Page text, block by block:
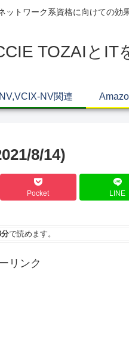
トワーク系資格に向けての効
TOZAIとIT
NV関連
8/14)
Pocket LINE
で読めます。
リンク